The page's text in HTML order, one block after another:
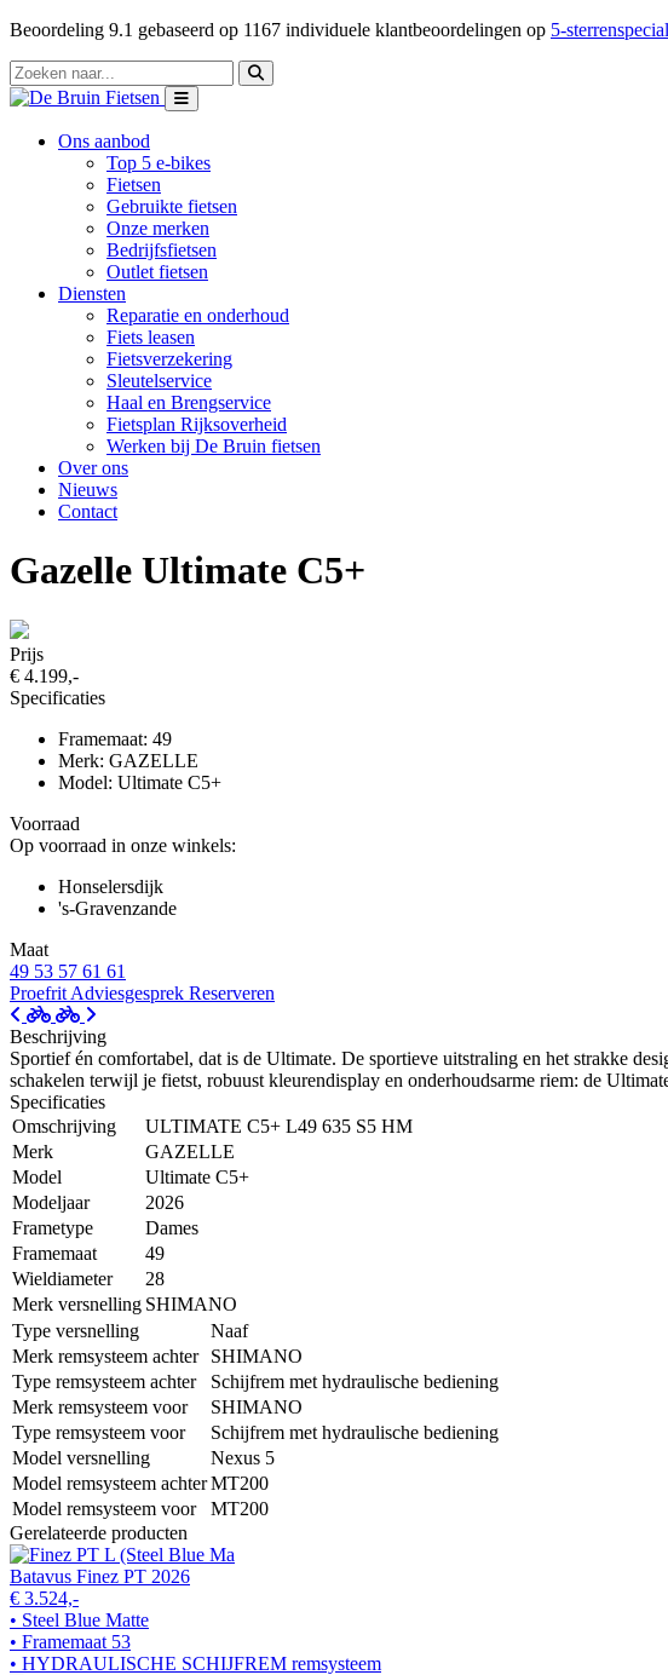
Beoordeling 9.1 gebaseerd op 1167 individuele klantbeoordelingen op 5-
Ons aanbod
Top 5 e-bikes
Fietsen
Gebruikte fietsen
Onze merken
Bedrijfsfietsen
Outlet fietsen
Diensten
Reparatie en onderhoud
Fiets leasen
Fietsverzekering
Sleutelservice
Haal en Brengservice
Fietsplan Rijksoverheid
Werken bij De Bruin fietsen
Over ons
Nieuws
Contact
Gazelle Ultimate C5+
Prijs
€ 4.199,-
Specificaties
Framemaat: 49
Merk: GAZELLE
Model: Ultimate C5+
Voorraad
Op voorraad in onze winkels:
Honselersdijk
's-Gravenzande
Maat
49 53 57 61 61
Proefrit Adviesgesprek Reserveren
Beschrijving
Sportief én comfortabel, dat is de Ultimate. De sportieve uitstraling en het strakke
schakelen terwijl je fietst, robuust kleurendisplay en onderhoudsarme riem: de
Specificaties
Omschrijving
ULTIMATE C5+ L49 635 S5 HM
Merk
GAZELLE
Model
Ultimate C5+
Modeljaar
2026
Frametype
Dames
Framemaat
49
Wieldiameter
28
Merk versnelling SHIMANO
Type versnelling
Naaf
Merk remsysteem achter
SHIMANO
Type remsysteem achter
Schijfrem met hydraulische bediening
Merk remsysteem voor
SHIMANO
Type remsysteem voor
Schijfrem met hydraulische bediening
Model versnelling
Nexus 5
Model remsysteem achterMT200
Model remsysteem voor
MT200
Gerelateerde producten
Batavus Finez PT 2026
€ 3.524,-
• Steel Blue Matte
• Framemaat 53
• HYDRAULISCHE SCHIJFREM remsysteem